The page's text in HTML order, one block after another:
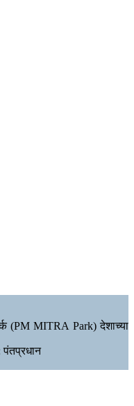
(PM MITRA Park) देशाच्या
पंतप्रधान